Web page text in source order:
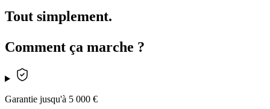
Tout simplement.
Comment ça marche ?
Garantie jusqu'à 5 000 €